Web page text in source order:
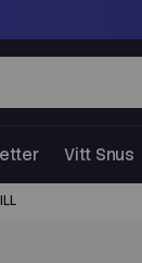
Vitt Snus